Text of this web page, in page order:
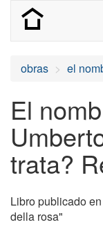
obras el
El
trata?
Libro publicado en
della rosa"